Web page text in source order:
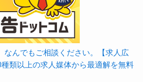
なんでもご相談ください。【求人広
類以上の求人媒体から最適解を無料